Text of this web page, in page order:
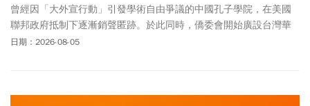
曾經因「大外宣行動」引發學術自由爭議的中國孔子學院，在美國
聯邦政府抵制下逐漸銷聲匿跡。於此同時，僑委會開始廣設台灣華
語文學習中心，讓更多外國人接觸中文，也認識台灣觀點與文化。
日期：2026-08-05